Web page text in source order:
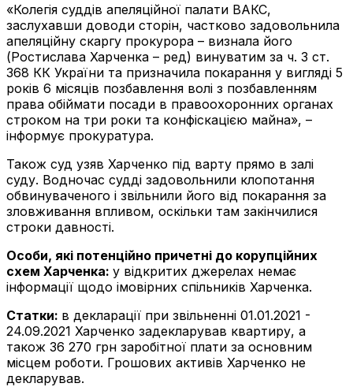
«Колегія суддів апеляційної палати ВАКС,
заслухавши доводи сторін, частково задовольнила
апеляційну скаргу прокурора – визнала його
(Ростислава Харченка – ред) винуватим за ч. 3 ст.
368 КК України та призначила покарання у вигляді 5
років 6 місяців позбавлення волі з позбавленням
права обіймати посади в правоохоронних органах
строком на три роки та конфіскацією майна», –
інформує прокуратура.
Також суд узяв Харченко під варту прямо в залі
суду. Водночас судді задовольнили клопотання
обвинуваченого і звільнили його від покарання за
зловживання впливом, оскільки там закінчилися
строки давності.
Особи, які потенційно причетні до корупційних
схем Харченка: у відкритих джерелах немає
інформації щодо імовірних спільників Харченка.
Статки: в декларації при звільненні 01.01.2021 -
24.09.2021 Харченко задекларував квартиру, а
також 36 270 грн заробітної плати за основним
місцем роботи. Грошових активів Харченко не
декларував.